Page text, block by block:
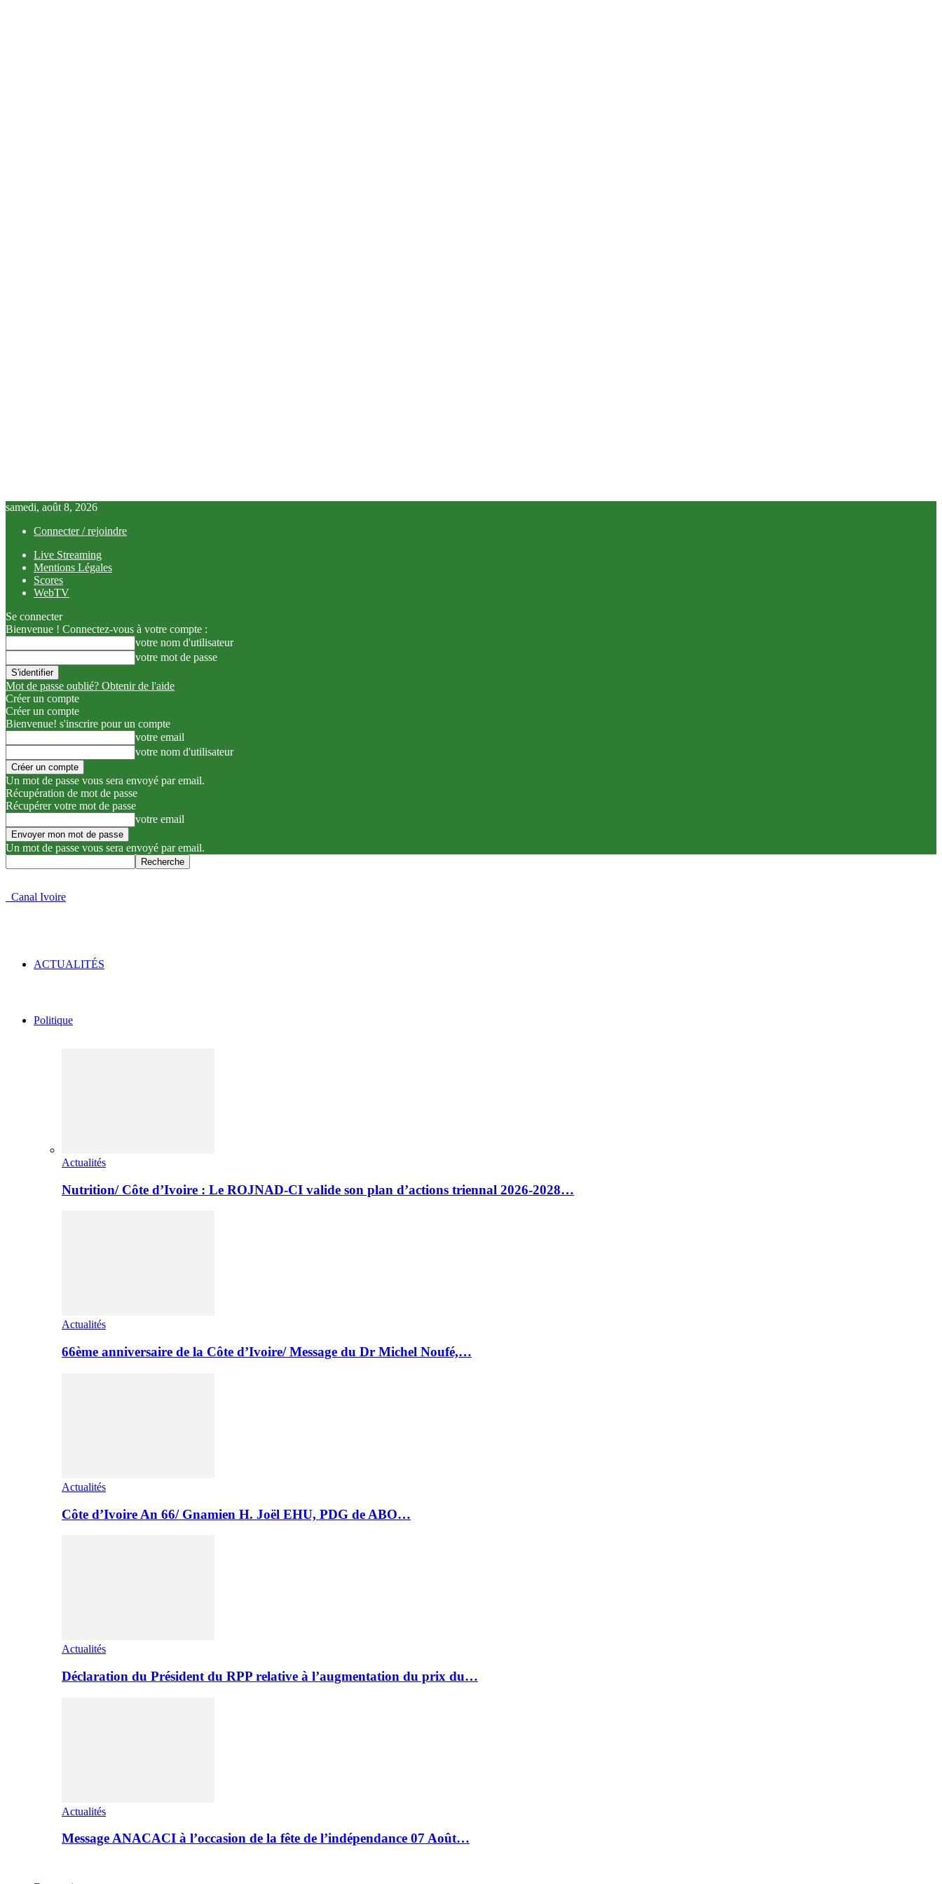
samedi, août 8, 2026
Connecter / rejoindre
Live Streaming
Mentions Légales
Scores
WebTV
Se connecter
Bienvenue ! Connectez-vous à votre compte :
votre nom d'utilisateur
votre mot de passe
Mot de passe oublié? Obtenir de l'aide
Créer un compte
Créer un compte
Bienvenue! s'inscrire pour un compte
votre email
votre nom d'utilisateur
Un mot de passe vous sera envoyé par email.
Récupération de mot de passe
Récupérer votre mot de passe
votre email
Un mot de passe vous sera envoyé par email.
Canal Ivoire
ACTUALITÉS
Politique
Actualités
Nutrition/ Côte d’Ivoire : Le ROJNAD-CI valide son plan d’actions triennal 2026-2028…
Actualités
66ème anniversaire de la Côte d’Ivoire/ Message du Dr Michel Noufé,…
Actualités
Côte d’Ivoire An 66/ Gnamien H. Joël EHU, PDG de ABO…
Actualités
Déclaration du Président du RPP relative à l’augmentation du prix du…
Actualités
Message ANACACI à l’occasion de la fête de l’indépendance 07 Août…